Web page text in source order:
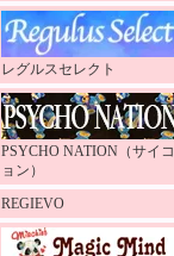
レグルスセレクト
PSYCHO NATION（サイ
ョン）
REGIEVO